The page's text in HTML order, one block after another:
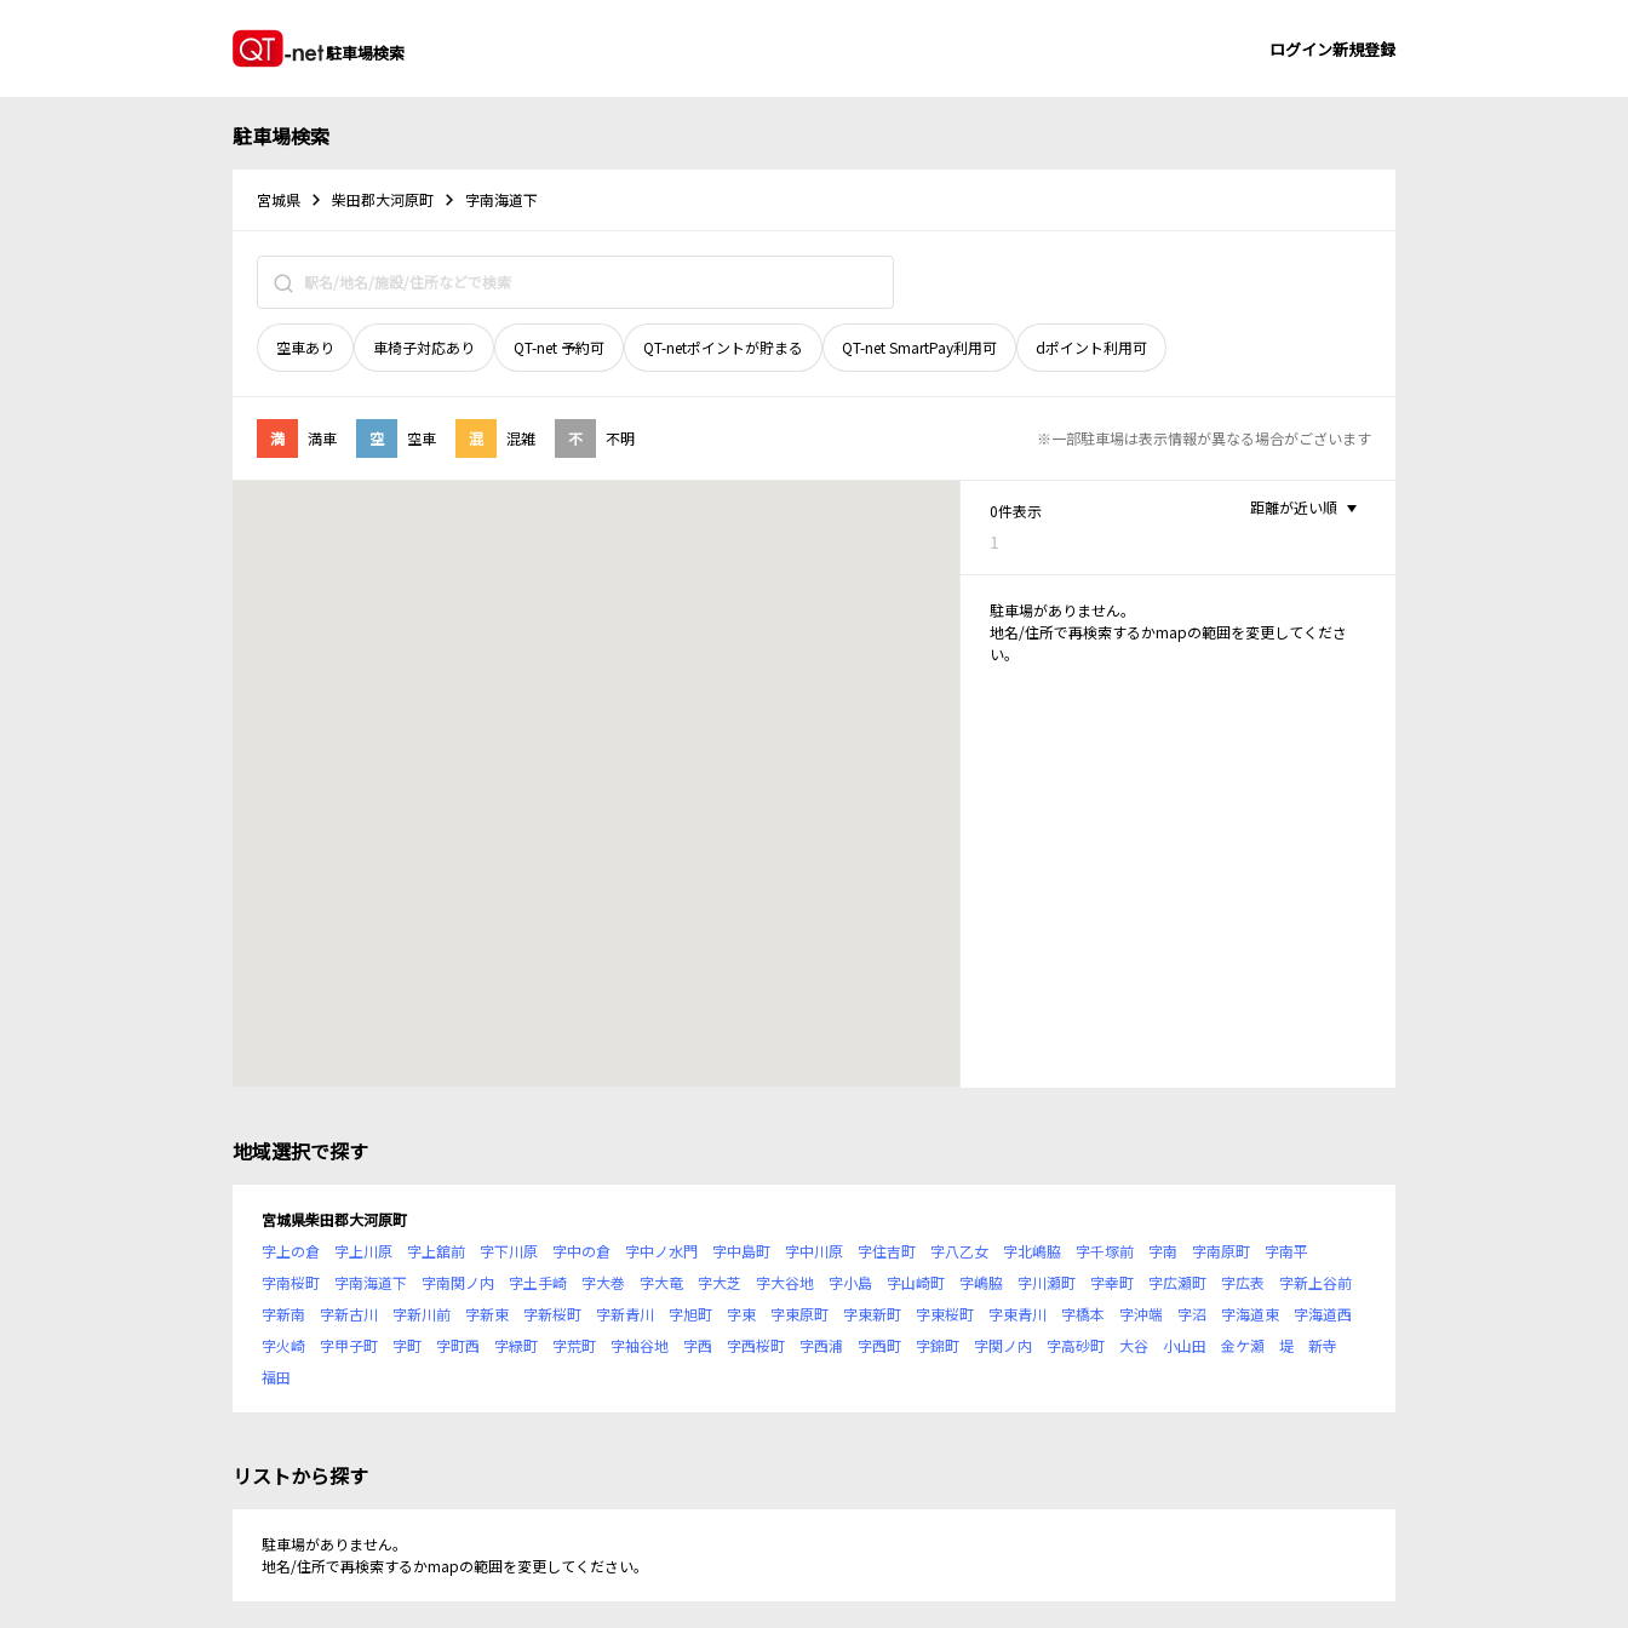
駐車場検索 ログイン新規登録
駐車場検索
宮城県 柴田郡大河原町 字南海道下
空車あり 車椅子対応あり QT-net 予約可 QT-netポイントが貯まる QT-net SmartPay利用可 dポイント利用可
満 満車 空 空車 混 混雑 不 不明 ※一部駐車場は表示情報が異なる場合がございます
0件表示
1
距離が近い順
駐車場がありません。
地名/住所で再検索するかmapの範囲を変更してくださ
い。
地域選択で探す
宮城県柴田郡大河原町
字上の倉
字上川原 字上舘前 字下川原 字中の倉 字中ノ水門 字中島町 字中川原 字住吉町 字八乙女 字北嶋脇 字千塚前 字南 字南原町
字南平
字南桜町
字南海道下 字南関ノ内 字土手崎 字大巻 字大竜 字大芝 字大谷地 字小島 字山崎町 字嶋脇 字川瀬町 字幸町 字広瀬町 字広表
字新上谷前
字新南
字新古川 字新川前 字新東 字新桜町 字新青川 字旭町 字東 字東原町 字東新町 字東桜町 字東青川 字橋本 字沖端 字沼 字海道東
字海道西
字火崎
字甲子町 字町 字町西 字緑町 字荒町 字袖谷地 字西 字西桜町 字西浦 字西町 字錦町 字関ノ内 字高砂町 大谷 小山田 金ケ瀬 堤
新寺
福田
リストから探す
駐車場がありません。
地名/住所で再検索するかmapの範囲を変更してください。